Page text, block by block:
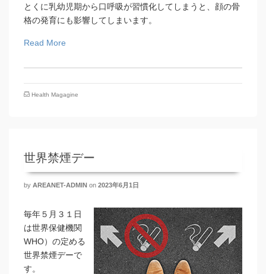
とくに乳幼児期から口呼吸が習慣化してしまうと、顔の骨
格の発育にも影響してしまいます。
Read More
Health Magagine
世界禁煙デー
by AREANET-ADMIN on 2023年6月1日
毎年５月３１日
は世界保健機関
WHO）の定める
世界禁煙デーで
す。